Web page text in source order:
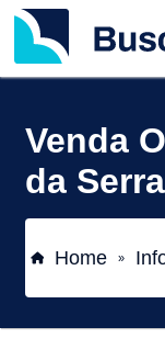
Venda
da Serra
Home »